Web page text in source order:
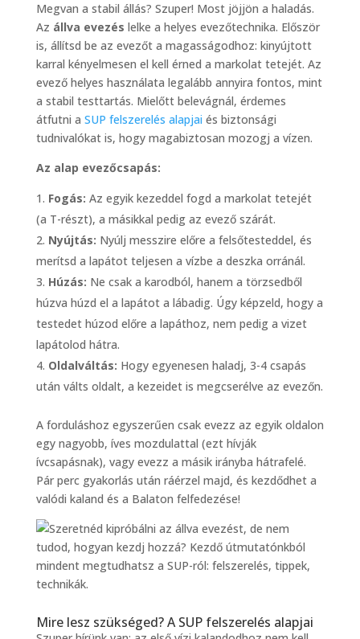
Megvan a stabil állás? Szuper! Most jöjjön a haladás.
Az állva evezés lelke a helyes evezőtechnika. Először
is, állítsd be az evezőt a magasságodhoz: kinyújtott
karral kényelmesen el kell érned a markolat tetejét. Az
evező helyes használata legalább annyira fontos, mint
a stabil testtartás. Mielőtt belevágnál, érdemes
átfutni a SUP felszerelés alapjai és biztonsági
tudnivalókat is, hogy magabiztosan mozogj a vízen.
Az alap evezőcsapás:
Fogás: Az egyik kezeddel fogd a markolat tetejét
(a T-részt), a másikkal pedig az evező szárát.
Nyújtás: Nyúlj messzire előre a felsőtesteddel, és
merítsd a lapátot teljesen a vízbe a deszka orránál.
Húzás: Ne csak a karodból, hanem a törzsedből
húzva húzd el a lapátot a lábadig. Úgy képzeld, hogy a
testedet húzod előre a lapáthoz, nem pedig a vizet
lapátolod hátra.
Oldalváltás: Hogy egyenesen haladj, 3-4 csapás
után válts oldalt, a kezeidet is megcserélve az evezőn.
A forduláshoz egyszerűen csak evezz az egyik oldalon
egy nagyobb, íves mozdulattal (ezt hívják
ívcsapásnak), vagy evezz a másik irányba hátrafelé.
Pár perc gyakorlás után ráérzel majd, és kezdődhet a
valódi kaland és a Balaton felfedezése!
Mire lesz szükséged? A SUP felszerelés alapjai